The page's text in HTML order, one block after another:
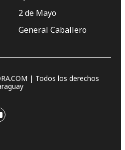
2 de Mayo
General Caballero
| Todos los derechos